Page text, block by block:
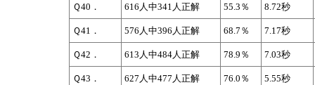
Ｑ40． 616人中341人正解 55.3％ 8.72秒
Ｑ41． 576人中396人正解 68.7％ 7.17秒
Ｑ42． 613人中484人正解 78.9％ 7.03秒
Ｑ43． 627人中477人正解 76.0％ 5.55秒